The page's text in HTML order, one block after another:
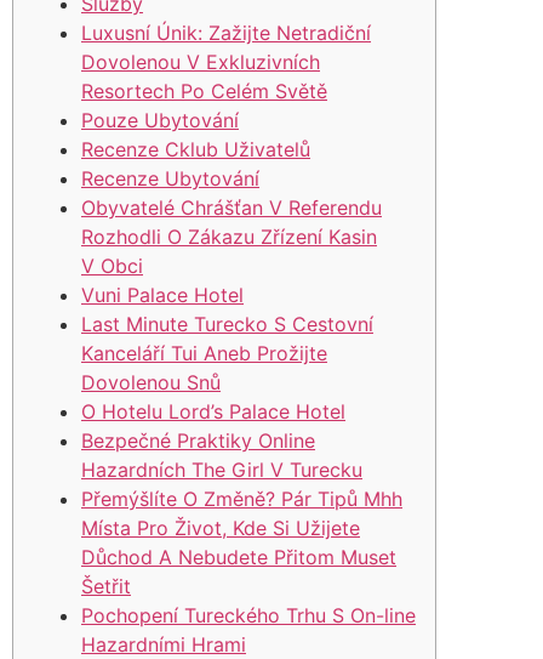
Luxusní Únik: Zažijte Netradiční
Dovolenou V Exkluzivních
Resortech Po Celém Světě
Pouze Ubytování
Recenze Cklub Uživatelů
Recenze Ubytování
Obyvatelé Chrášťan V Referendu
Rozhodli O Zákazu Zřízení Kasin
V Obci
Vuni Palace Hotel
Last Minute Turecko S Cestovní
Kanceláří Tui Aneb Prožijte
Dovolenou Snů
O Hotelu Lord’s Palace Hotel
Bezpečné Praktiky Online
Hazardních The Girl V Turecku
Přemýšlíte O Změně? Pár Tipů Mhh
Místa Pro Život, Kde Si Užijete
Důchod A Nebudete Přitom Muset
Šetřit
Pochopení Tureckého Trhu S On-line
Hazardními Hrami